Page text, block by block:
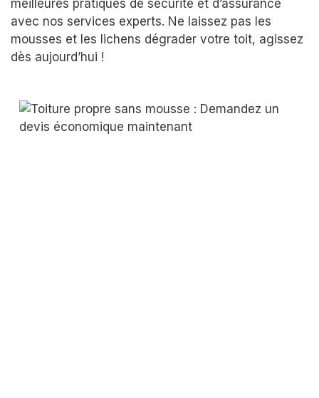
meilleures pratiques de sécurité et d’assurance
avec nos services experts. Ne laissez pas les
mousses et les lichens dégrader votre toit, agissez
dès aujourd’hui !